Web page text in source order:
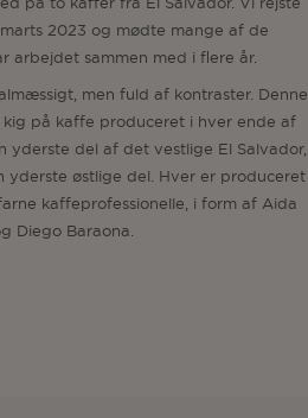
2023 og mødte mange af de
arbejdet sammen med i flere år.
men fuld af kontraster. Denne
på kaffe produceret i hver ende af
yderste del af det vestlige El Salvador,
yderste østlige del. Hver er produceret
kaffeprofessionelle, i form af Aida
Diego Baraona.